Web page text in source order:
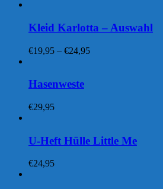
Kleid Karlotta – Auswahl
€19,95 – €24,95Preisspanne:
Hasenweste
€29,95
U-Heft Hülle Little Me
€24,95